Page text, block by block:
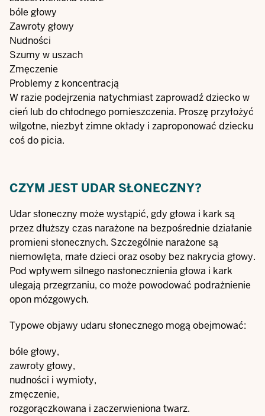
bóle głowy
Zawroty głowy
Nudności
Szumy w uszach
Zmęczenie
Problemy z koncentracją
W razie podejrzenia natychmiast zaprowadź dziecko w
cień lub do chłodnego pomieszczenia. Proszę przyłożyć
wilgotne, niezbyt zimne okłady i zaproponować dziecku
coś do picia.
CZYM JEST UDAR SŁONECZNY?
Udar słoneczny może wystąpić, gdy głowa i kark są
przez dłuższy czas narażone na bezpośrednie działanie
promieni słonecznych. Szczególnie narażone są
niemowlęta, małe dzieci oraz osoby bez nakrycia głowy.
Pod wpływem silnego nasłonecznienia głowa i kark
ulegają przegrzaniu, co może powodować podrażnienie
opon mózgowych.
Typowe objawy udaru słonecznego mogą obejmować:
bóle głowy,
zawroty głowy,
nudności i wymioty,
zmęczenie,
rozgorączkowana i zaczerwieniona twarz.